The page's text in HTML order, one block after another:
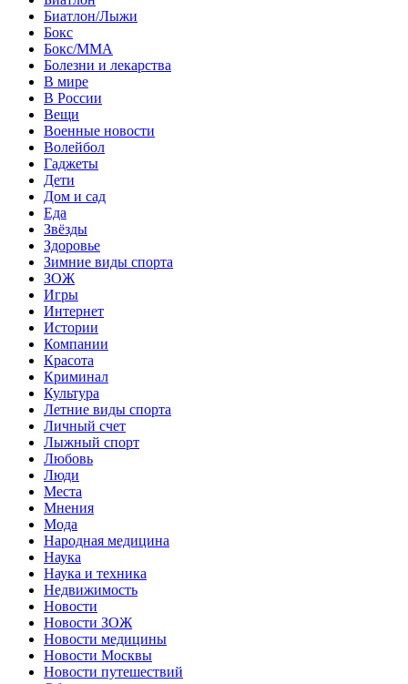
Биатлон/Лыжи
Бокс
Бокс/MMA
Болезни и лекарства
В мире
В России
Вещи
Военные новости
Волейбол
Гаджеты
Дети
Дом и сад
Еда
Звёзды
Здоровье
Зимние виды спорта
ЗОЖ
Игры
Интернет
Истории
Компании
Красота
Криминал
Культура
Летние виды спорта
Личный счет
Лыжный спорт
Любовь
Люди
Места
Мнения
Мода
Народная медицина
Наука
Наука и техника
Недвижимость
Новости
Новости ЗОЖ
Новости медицины
Новости Москвы
Новости путешествий